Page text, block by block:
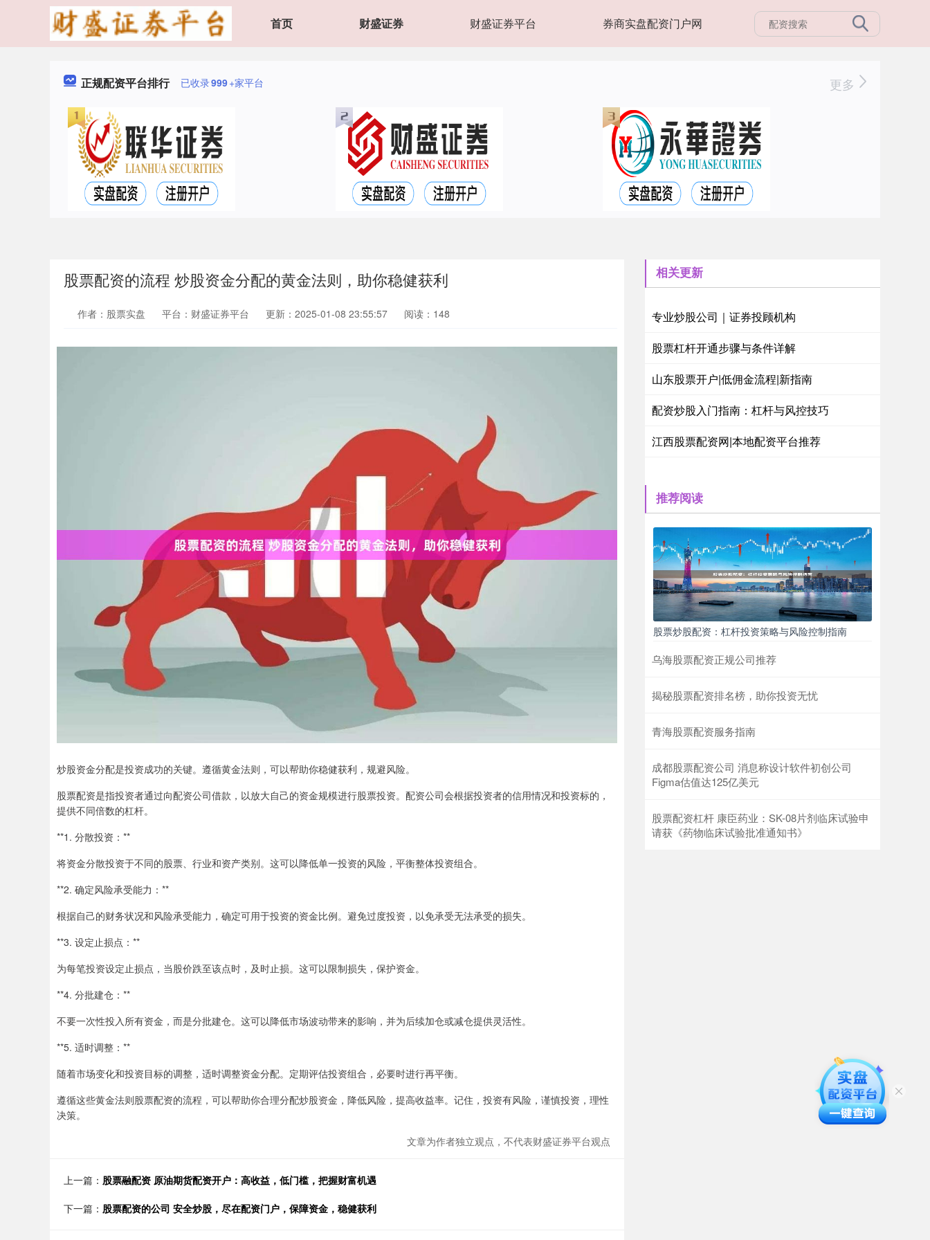
首页 财盛证券 财盛证券平台 券商实盘配资门户网
正规配资平台排行 已收录999+家平台 更多
股票配资的流程 炒股资金分配的黄金法则，助你稳健获利
作者：股票实盘 平台：财盛证券平台 更新：2025-01-08 23:55:57 阅读：148
炒股资金分配是投资成功的关键。遵循黄金法则，可以帮助你稳健获利，规避风险。
股票配资是指投资者通过向配资公司借款，以放大自己的资金规模进行股票投资。配资公司会根据投资者的信用情况和投资标的，
提供不同倍数的杠杆。
**1. 分散投资：**
将资金分散投资于不同的股票、行业和资产类别。这可以降低单一投资的风险，平衡整体投资组合。
**2. 确定风险承受能力：**
根据自己的财务状况和风险承受能力，确定可用于投资的资金比例。避免过度投资，以免承受无法承受的损失。
**3. 设定止损点：**
为每笔投资设定止损点，当股价跌至该点时，及时止损。这可以限制损失，保护资金。
**4. 分批建仓：**
不要一次性投入所有资金，而是分批建仓。这可以降低市场波动带来的影响，并为后续加仓或减仓提供灵活性。
**5. 适时调整：**
随着市场变化和投资目标的调整，适时调整资金分配。定期评估投资组合，必要时进行再平衡。
遵循这些黄金法则股票配资的流程，可以帮助你合理分配炒股资金，降低风险，提高收益率。记住，投资有风险，谨慎投资，理性
决策。
文章为作者独立观点，不代表财盛证券平台观点
上一篇： 股票融配资 原油期货配资开户：高收益，低门槛，把握财富机遇
下一篇： 股票配资的公司 安全炒股，尽在配资门户，保障资金，稳健获利
相关更新
专业炒股公司｜证券投顾机构
股票杠杆开通步骤与条件详解
山东股票开户|低佣金流程|新指南
配资炒股入门指南：杠杆与风控技巧
江西股票配资网|本地配资平台推荐
推荐阅读
股票炒股配资：杠杆投资策略与风险控制指南
乌海股票配资正规公司推荐
揭秘股票配资排名榜，助你投资无忧
青海股票配资服务指南
成都股票配资公司 消息称设计软件初创公司
Figma估值达125亿美元
股票配资杠杆 康臣药业：SK-08片剂临床试验申
请获《药物临床试验批准通知书》